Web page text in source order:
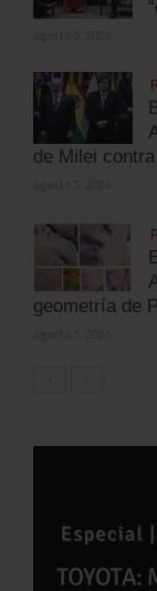
de Milei
geometría de